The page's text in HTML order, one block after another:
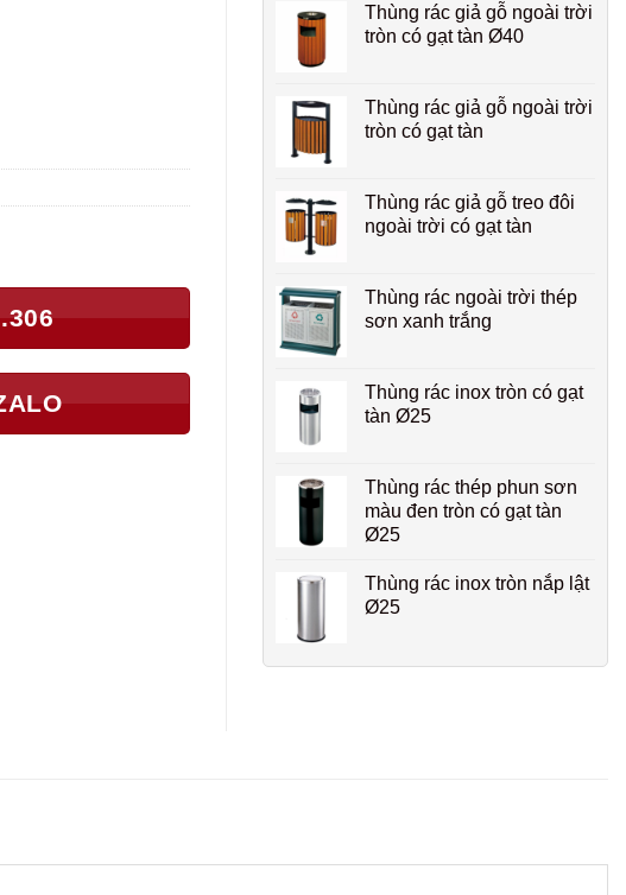
Thùng rác giả gỗ ngoài trời
tròn có gạt tàn Ø40
Thùng rác giả gỗ ngoài trời
tròn có gạt tàn
Thùng rác giả gỗ treo đôi
ngoài trời có gạt tàn
Thùng rác ngoài trời thép
sơn xanh trắng
Thùng rác inox tròn có gạt
tàn Ø25
Thùng rác thép phun sơn
màu đen tròn có gạt tàn
Ø25
Thùng rác inox tròn nắp lật
Ø25